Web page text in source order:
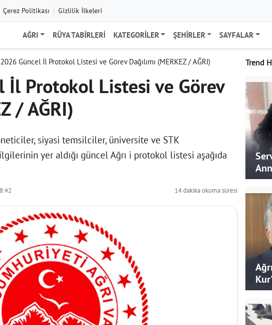
Çerez Politikası Gizlilik İlkeleri
AĞRI RÜYA TABIRLERI KATEGORILER ŞEHIRLER SAYFALAR
Güncel İl Protokol Listesi ve Görev Dağılımı (MERKEZ / AĞRI)
İl Protokol Listesi ve Görev
/ AĞRI)
siyasi temsilciler, üniversite ve STK
yer aldığı güncel Ağrı i protokol listesi aşağıda
14 dakika okuma süresi
Trend